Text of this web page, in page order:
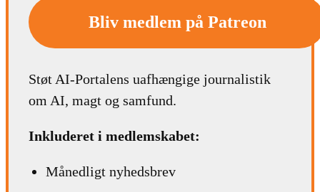
Bliv medlem på Patreon
Støt AI-Portalens uafhængige journalistik
om AI, magt og samfund.
Inkluderet i medlemskabet:
Månedligt nyhedsbrev